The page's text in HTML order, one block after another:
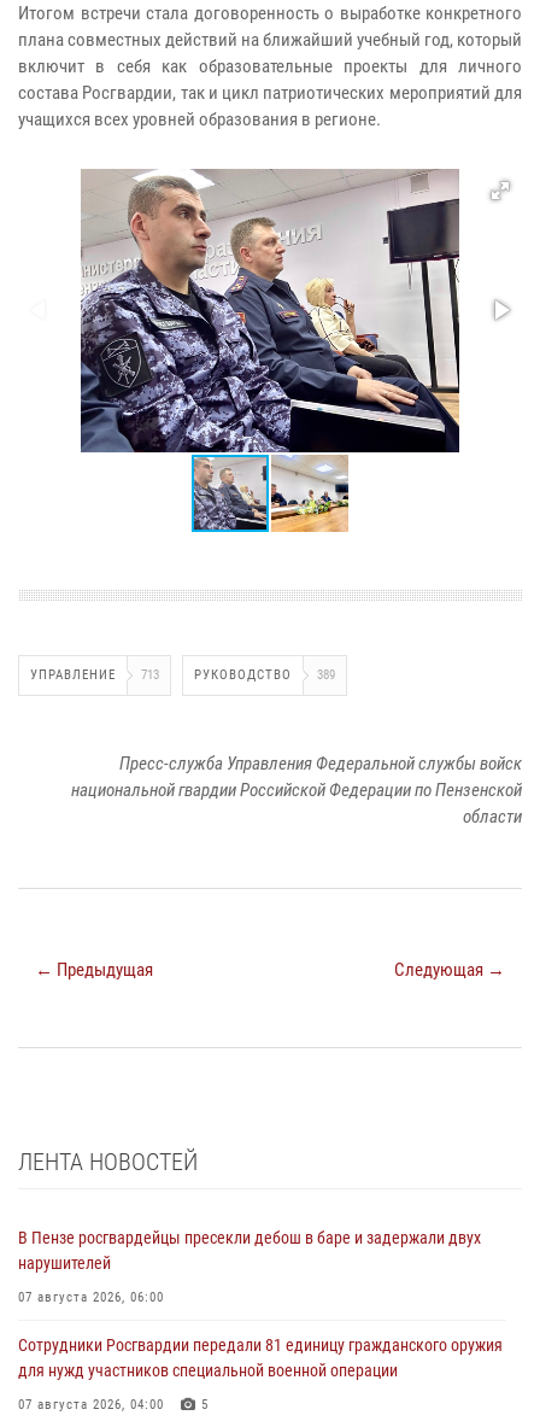
Итогом встречи стала договоренность о выработке конкретного
плана совместных действий на ближайший учебный год, который
включит в себя как образовательные проекты для личного
состава Росгвардии, так и цикл патриотических мероприятий для
учащихся всех уровней образования в регионе.
УПРАВЛЕНИЕ 713 РУКОВОДСТВО 389
Пресс-служба Управления Федеральной службы войск
национальной гвардии Российской Федерации по Пензенской
области
← Предыдущая Следующая →
ЛЕНТА НОВОСТЕЙ
В Пензе росгвардейцы пресекли дебош в баре и задержали двух
нарушителей
07 августа 2026, 06:00
Сотрудники Росгвардии передали 81 единицу гражданского оружия
для нужд участников специальной военной операции
07 августа 2026, 04:00 5